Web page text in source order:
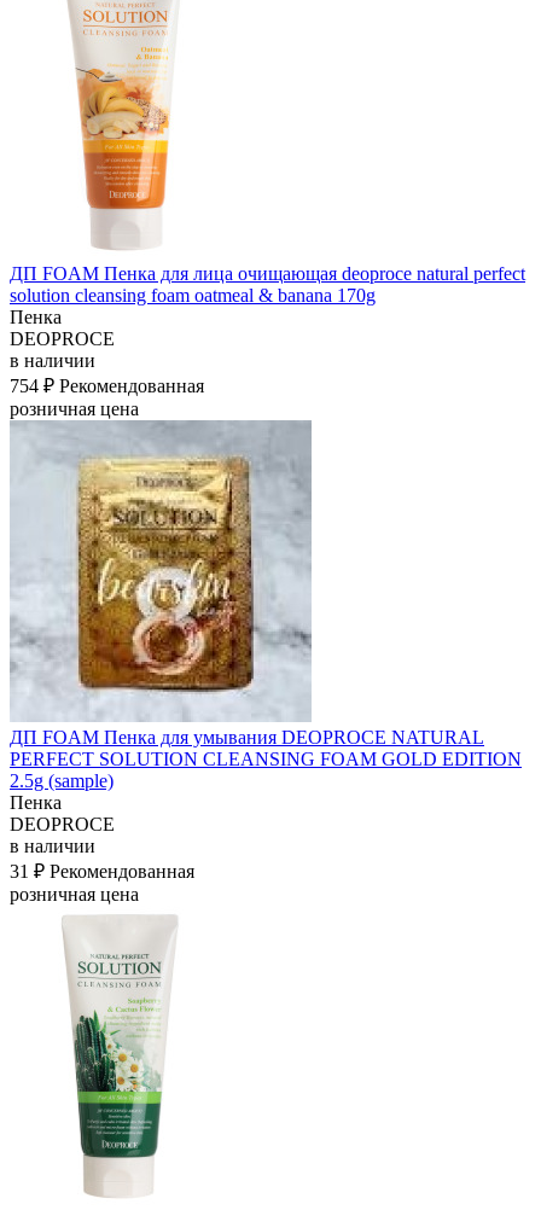
ДП FOAM Пенка для лица очищающая deoproce natural perfect
solution cleansing foam oatmeal & banana 170g
Пенка
DEOPROCE
в наличии
754 ₽ Рекомендованная
розничная цена
ДП FOAM Пенка для умывания DEOPROCE NATURAL
PERFECT SOLUTION CLEANSING FOAM GOLD EDITION
2.5g (sample)
Пенка
DEOPROCE
в наличии
31 ₽ Рекомендованная
розничная цена